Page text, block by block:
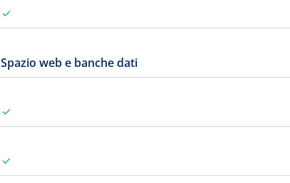
Spazio web e banche dati